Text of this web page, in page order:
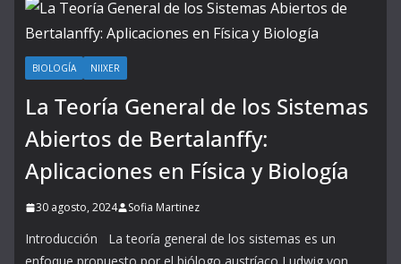
BIOLOGÍA NIIXER
La Teoría General de los Sistemas
Abiertos de Bertalanffy:
Aplicaciones en Física y Biología
30 agosto, 2024 Sofia Martinez
Introducción La teoría general de los sistemas es un